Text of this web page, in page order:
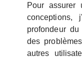
Pour assurer
conceptions,
profondeur
des
autres